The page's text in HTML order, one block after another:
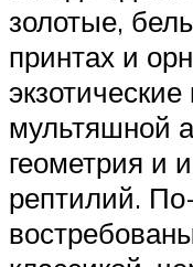
золотые,
принтах и
мультяшной
геометрия и
рептилий.